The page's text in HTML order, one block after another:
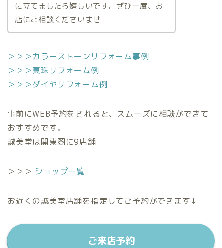
に立てましたら嬉しいです。ぜひ一度、お
店にご相談くださいませ
＞＞＞カラーストーンリフォーム事例
＞＞＞真珠リフォーム例
＞＞＞ダイヤリフォーム例
事前にWEB予約をされると、スムーズに相談ができて
おすすめです。
誠美堂は関東圏に9店舗
＞＞＞ ショップ一覧
お近くの誠美堂店舗を指定してご予約ができます↓
ご来店予約